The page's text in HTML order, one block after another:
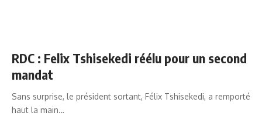
RDC : Felix Tshisekedi réélu pour un second
mandat
Sans surprise, le président sortant, Félix Tshisekedi, a remporté
haut la main…